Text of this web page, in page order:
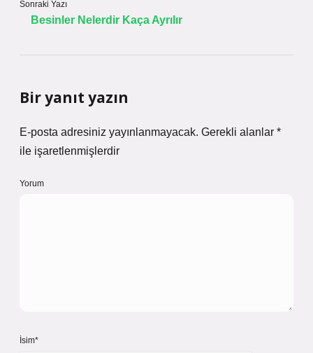
Sonraki Yazı
Besinler Nelerdir Kaça Ayrılır
Bir yanıt yazın
E-posta adresiniz yayınlanmayacak. Gerekli alanlar *
ile işaretlenmişlerdir
Yorum
İsim*